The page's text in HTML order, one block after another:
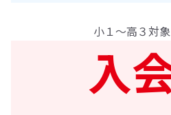
小１～高３対
入